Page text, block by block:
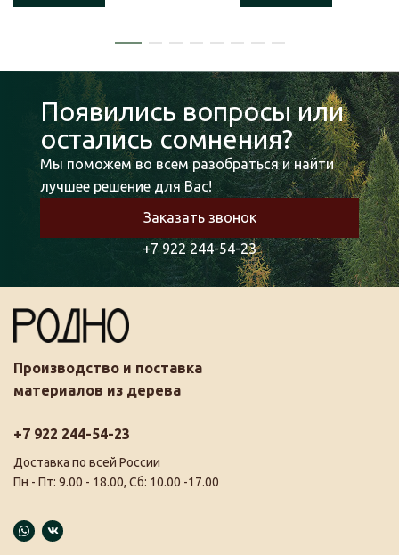
Появились вопросы или
остались сомнения?
Мы поможем во всем разобраться и найти
лучшее решение для Вас!
Заказать звонок
+7 922 244-54-23
Производство и поставка
материалов из дерева
+7 922 244-54-23
Доставка по всей России
Пн - Пт: 9.00 - 18.00, Сб: 10.00 -17.00